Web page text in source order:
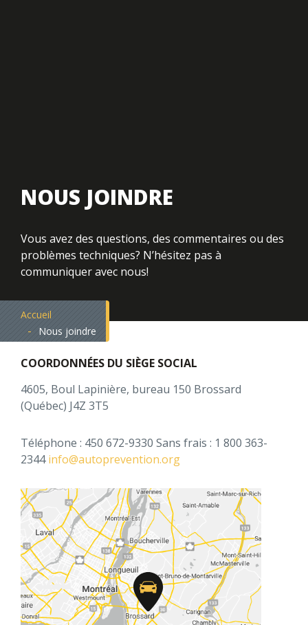
NOUS JOINDRE
Vous avez des questions, des commentaires ou des
problèmes techniques? N’hésitez pas à
communiquer avec nous!
Accueil
Nous joindre
COORDONNÉES DU SIÈGE SOCIAL
4605, Boul Lapinière, bureau 150 Brossard
(Québec) J4Z 3T5
Téléphone : 450 672-9330 Sans frais : 1 800 363-
2344 info@autoprevention.org